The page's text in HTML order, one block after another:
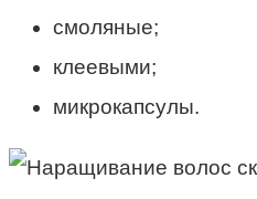
смоляные;
клеевыми;
микрокапсулы.